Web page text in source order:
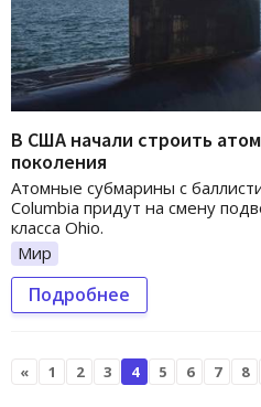
В США начали строить
поколения
Атомные субмарины с
Columbia придут на смену
класса Ohio.
Мир
Подробнее
« 1 2 3 4 5 6 7 8